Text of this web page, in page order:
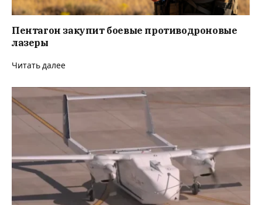
Пентагон закупит боевые противодроновые
лазеры
Читать далее